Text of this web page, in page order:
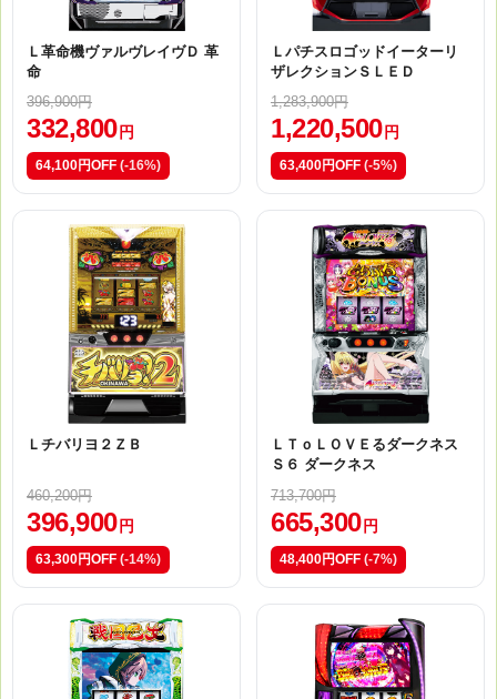
Ｌ革命機ヴァルヴレイヴＤ 革
命
396,900円
332,800 円
64,100円OFF (-16%)
Ｌパチスロゴッドイーターリ
ザレクションＳＬＥＤ
1,283,900円
1,220,500 円
63,400円OFF (-5%)
Ｌチバリヨ２ＺＢ
460,200円
396,900 円
63,300円OFF (-14%)
ＬＴｏＬＯＶＥるダークネス
Ｓ６ ダークネス
713,700円
665,300 円
48,400円OFF (-7%)